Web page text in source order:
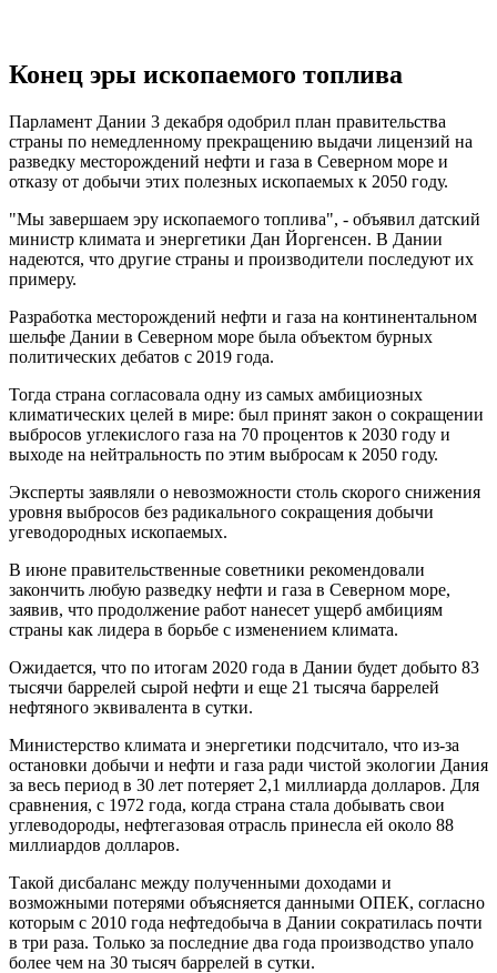
Конец эры ископаемого топлива
Парламент Дании 3 декабря одобрил план правительства
страны по немедленному прекращению выдачи лицензий на
разведку месторождений нефти и газа в Северном море и
отказу от добычи этих полезных ископаемых к 2050 году.
"Мы завершаем эру ископаемого топлива", - объявил датский
министр климата и энергетики Дан Йоргенсен. В Дании
надеются, что другие страны и производители последуют их
примеру.
Разработка месторождений нефти и газа на континентальном
шельфе Дании в Северном море была объектом бурных
политических дебатов с 2019 года.
Тогда страна согласовала одну из самых амбициозных
климатических целей в мире: был принят закон о сокращении
выбросов углекислого газа на 70 процентов к 2030 году и
выходе на нейтральность по этим выбросам к 2050 году.
Эксперты заявляли о невозможности столь скорого снижения
уровня выбросов без радикального сокращения добычи
угеводородных ископаемых.
В июне правительственные советники рекомендовали
закончить любую разведку нефти и газа в Северном море,
заявив, что продолжение работ нанесет ущерб амбициям
страны как лидера в борьбе с изменением климата.
Ожидается, что по итогам 2020 года в Дании будет добыто 83
тысячи баррелей сырой нефти и еще 21 тысяча баррелей
нефтяного эквивалента в сутки.
Министерство климата и энергетики подсчитало, что из-за
остановки добычи и нефти и газа ради чистой экологии Дания
за весь период в 30 лет потеряет 2,1 миллиарда долларов. Для
сравнения, с 1972 года, когда страна стала добывать свои
углеводороды, нефтегазовая отрасль принесла ей около 88
миллиардов долларов.
Такой дисбаланс между полученными доходами и
возможными потерями объясняется данными ОПЕК, согласно
которым с 2010 года нефтедобыча в Дании сократилась почти
в три раза. Только за последние два года производство упало
более чем на 30 тысяч баррелей в сутки.